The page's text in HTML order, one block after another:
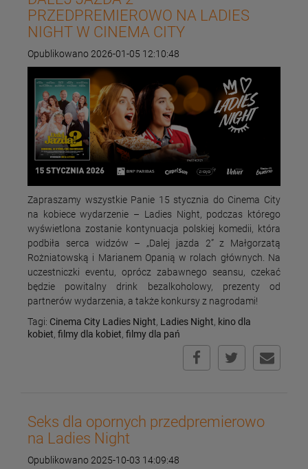
PRZEDPREMIEROWO NA LADIES
NIGHT W CINEMA CITY
Opublikowano 2026-01-05 12:10:48
Zapraszamy wszystkie Panie 15 stycznia do Cinema City
na kobiece wydarzenie – Ladies Night, podczas którego
wyświetlona zostanie kontynuacja polskiej komedii, która
podbiła serca widzów – „Dalej jazda 2” z Małgorzatą
Rożniatowską i Marianem Opanią w rolach głównych. Na
uczestniczki eventu, oprócz zabawnego seansu, czekać
będzie powitalny drink bezalkoholowy, prezenty od
partnerów wydarzenia, a także konkursy z nagrodami!
Tagi: Cinema City Ladies Night, Ladies Night, kino dla
kobiet, filmy dla kobiet, filmy dla pań
Seks dla opornych przedpremierowo
na Ladies Night
Opublikowano 2025-10-03 14:09:48